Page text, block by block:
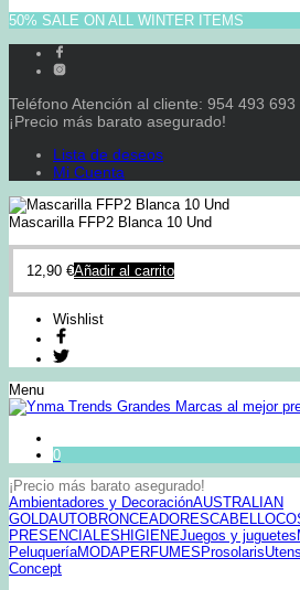
50% SALE ON ALL WINTER ITEMS
Teléfono Atención al cliente: 954 493 693
¡Precio más barato asegurado!
Lista de deseos
Mi Cuenta
Mascarilla FFP2 Blanca 10 Und
12,90 €Añadir al carrito
Wishlist
Menu
0
¡Precio más barato asegurado!
Ambientadores y DecoraciónAUSTRALIAN
GOLDAUTOBRONCEADORESCABELLO
PRESENCIALES HIGIENEJuegos y juguetes
PeluqueríaMODAPERFUMES Prosolaris
Concept